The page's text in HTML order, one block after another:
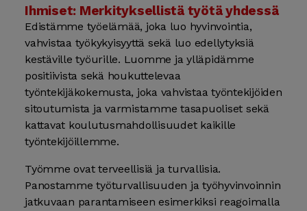
Ihmiset: Merkityksellistä työtä yhdessä
Edistämme työelämää, joka luo hyvinvointia,
vahvistaa työkykyisyyttä sekä luo edellytyksiä
kestäville työurille. Luomme ja ylläpidämme
positiivista sekä houkuttelevaa
työntekijäkokemusta, joka vahvistaa työntekijöiden
sitoutumista ja varmistamme tasapuoliset sekä
kattavat koulutusmahdollisuudet kaikille
työntekijöillemme.
Työmme ovat terveellisiä ja turvallisia.
Panostamme työturvallisuuden ja työhyvinvoinnin
jatkuvaan parantamiseen esimerkiksi reagoimalla